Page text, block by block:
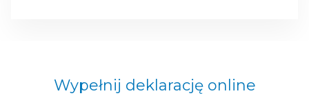
Wypełnij deklarację online